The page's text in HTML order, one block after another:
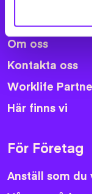
Om oss
Kontakta oss
Worklife
Här finns vi
För Företag
Anställ som du